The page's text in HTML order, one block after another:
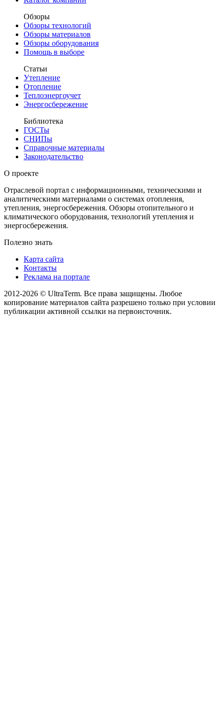
Обзоры
Обзоры технологий
Обзоры материалов
Обзоры оборудования
Помощь в выборе
Статьи
Утепление
Отопление
Теплоэнергоучет
Энергосбережение
Библиотека
ГОСТы
СНИПы
Справочные материалы
Законодательство
О проекте
Отраслевой портал с информационными, техническими и
аналитическими материалами о системах отопления,
утепления, энергосбережения. Обзоры отопительного и
климатического оборудования, технологий утепления и
энергосбережения.
Полезно знать
Карта сайта
Контакты
Реклама на портале
2012-2026 © UltraTerm. Все права защищены. Любое
копирование материалов сайта разрешено только при условии
публикации активной ссылки на первоисточник.